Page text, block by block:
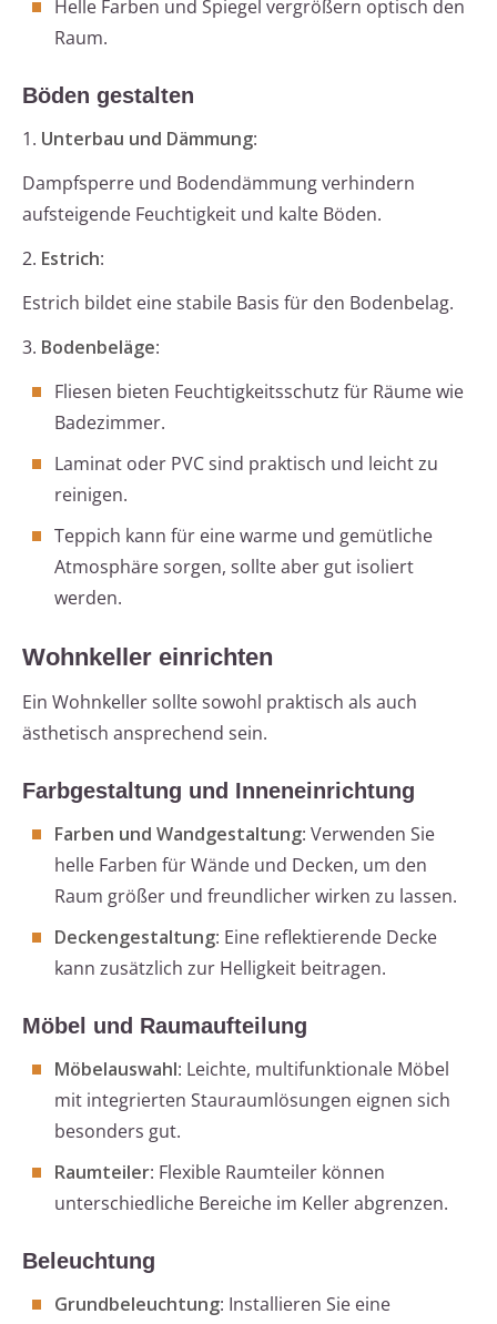
Helle Farben und Spiegel vergrößern optisch den
Raum.
Böden gestalten
1. Unterbau und Dämmung:
Dampfsperre und Bodendämmung verhindern
aufsteigende Feuchtigkeit und kalte Böden.
2. Estrich:
Estrich bildet eine stabile Basis für den Bodenbelag.
3. Bodenbeläge:
Fliesen bieten Feuchtigkeitsschutz für Räume wie
Badezimmer.
Laminat oder PVC sind praktisch und leicht zu
reinigen.
Teppich kann für eine warme und gemütliche
Atmosphäre sorgen, sollte aber gut isoliert
werden.
Wohnkeller einrichten
Ein Wohnkeller sollte sowohl praktisch als auch
ästhetisch ansprechend sein.
Farbgestaltung und Inneneinrichtung
Farben und Wandgestaltung: Verwenden Sie
helle Farben für Wände und Decken, um den
Raum größer und freundlicher wirken zu lassen.
Deckengestaltung: Eine reflektierende Decke
kann zusätzlich zur Helligkeit beitragen.
Möbel und Raumaufteilung
Möbelauswahl: Leichte, multifunktionale Möbel
mit integrierten Stauraumlösungen eignen sich
besonders gut.
Raumteiler: Flexible Raumteiler können
unterschiedliche Bereiche im Keller abgrenzen.
Beleuchtung
Grundbeleuchtung: Installieren Sie eine